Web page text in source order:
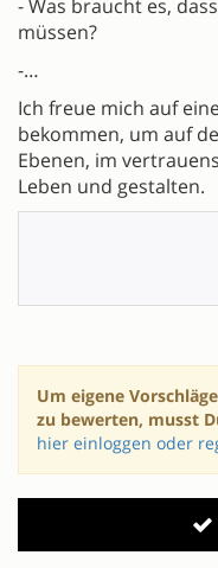
- Was braucht es,
müssen?
-…
Ich freue mich auf
bekommen, um auf
Ebenen, im
Leben und gestalten.
Um eigene
zu bewerten, musst
hier einloggen oder